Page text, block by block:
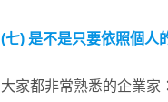
(七) 是不是只要依照個人
大家都非常熟悉的企業家